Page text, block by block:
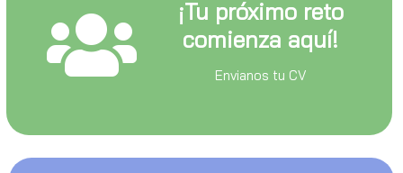
¡Tu próximo reto
comienza aquí!
Envianos tu CV